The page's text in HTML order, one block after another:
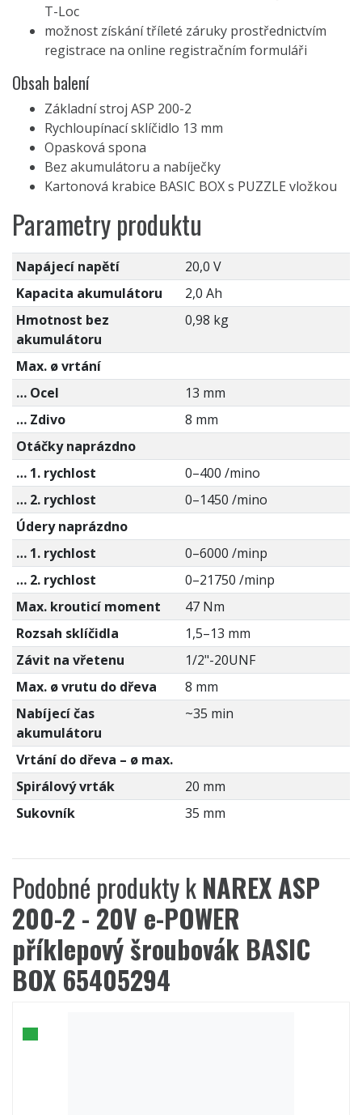
T-Loc
možnost získání tříleté záruky prostřednictvím
registrace na online registračním formuláři
Obsah balení
Základní stroj ASP 200-2
Rychloupínací sklíčidlo 13 mm
Opasková spona
Bez akumulátoru a nabíječky
Kartonová krabice BASIC BOX s PUZZLE vložkou
Parametry produktu
Napájecí napětí
20,0 V
Kapacita akumulátoru
2,0 Ah
Hmotnost bez
akumulátoru
0,98 kg
Max. ø vrtání
… Ocel
13 mm
… Zdivo
8 mm
Otáčky naprázdno
… 1. rychlost
0–400 /mino
… 2. rychlost
0–1450 /mino
Údery naprázdno
… 1. rychlost
0–6000 /minp
… 2. rychlost
0–21750 /minp
Max. krouticí moment
47 Nm
Rozsah sklíčidla
1,5–13 mm
Závit na vřetenu
1/2"-20UNF
Max. ø vrutu do dřeva
8 mm
Nabíjecí čas
akumulátoru
~35 min
Vrtání do dřeva – ø max.
Spirálový vrták
20 mm
Sukovník
35 mm
Podobné produkty kNAREX ASP
200-2 - 20V e-POWER
příklepový šroubovák BASIC
BOX 65405294